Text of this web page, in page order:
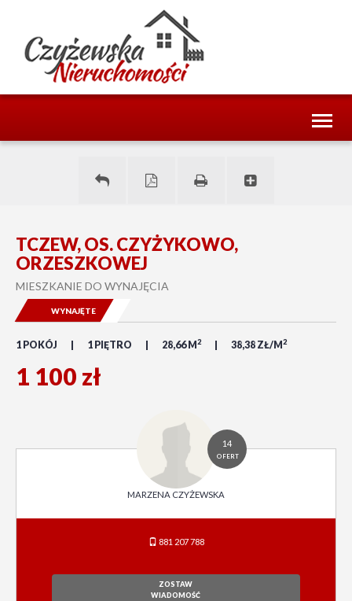
TCZEW, OS. CZYŻYKOWO,
ORZESZKOWEJ
MIESZKANIE DO WYNAJĘCIA
1 POKÓJ 1 PIĘTRO 28,66 M 2 38,38 ZŁ/M 2
1 100 zł
WYNAJĘTE
14
OFERT
MARZENA CZYŻEWSKA
881 207 788
ZOSTAW
WIADOMOŚĆ